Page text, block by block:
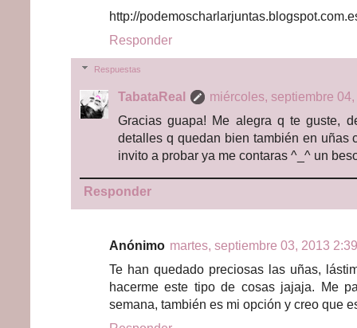
http://
Responder
Respuestas
TabataReal
miércoles, septiembre
Gracias guapa! Me alegra q te guste,
detalles q quedan bien también en uñas
invito a probar ya me contaras ^_^ un
Responder
Anónimo martes, septiembre 03, 2013
Te han quedado preciosas las uñas,
hacerme este tipo de cosas jajaja. Me
semana, también es mi opción y creo que